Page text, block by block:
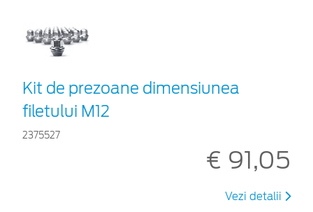
Kit de prezoane dimensiunea
filetului M12
2375527
€ 91,05
Vezi detalii